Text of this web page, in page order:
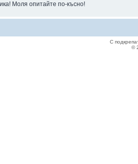
Моля опитайте по-късно!
С
©